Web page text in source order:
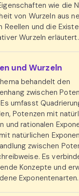
wie die
von Wurzeln aus
Reellen und die
Wurzeln erläutert.
und Wurzeln
behandelt den
zwischen
umfasst
Potenzen mit
und rationalen
natürlichen
zwischen
Es
Konzepte und
Exponentenarten.